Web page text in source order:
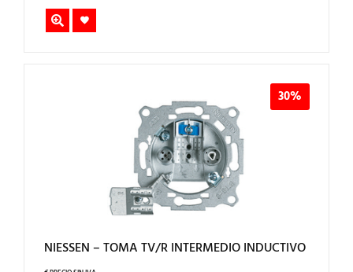
30%
NIESSEN – TOMA TV/R INTERMEDIO INDUCTIVO